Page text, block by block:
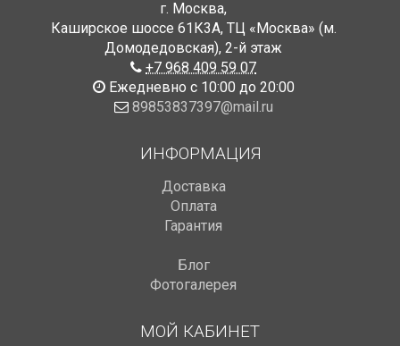
г. Москва,
Каширское шоссе 61К3А, ТЦ «Москва» (м.
Домодедовская), 2-й этаж
+7 968 409 59 07
Ежедневно с 10:00 до 20:00
89853837397@mail.ru
ИНФОРМАЦИЯ
Доставка
Оплата
Гарантия
Блог
Фотогалерея
МОЙ КАБИНЕТ